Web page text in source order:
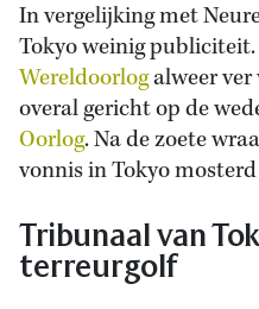
In vergelijking met
Tokyo weinig publiciteit.
Wereldoorlogalweer ver
overal gericht op de
Oorlog. Na de zoete
vonnis in Tokyo
Tribunaal van
terreurgolf